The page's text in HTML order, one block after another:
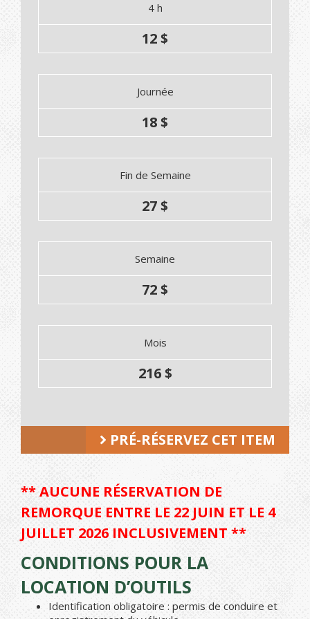
4 h
12 $
Journée
18 $
Fin de Semaine
27 $
Semaine
72 $
Mois
216 $
PRÉ-RÉSERVEZ CET ITEM
** AUCUNE RÉSERVATION DE
REMORQUE ENTRE LE 22 JUIN ET LE 4
JUILLET 2026 INCLUSIVEMENT **
CONDITIONS POUR LA
LOCATION D’OUTILS
Identification obligatoire : permis de conduire et